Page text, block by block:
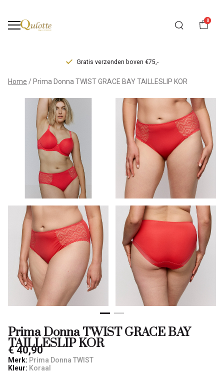
0
Gratis verzenden boven €75,-
Prima
Donna
TWIST
GRACE
BAY
TAILLESLIP
KOR
Qulotte
Home Prima Donna TWIST GRACE BAY TAILLESLIP KOR
Prima Donna TWIST GRACE BAY
TAILLESLIP KOR
€ 40,90
Merk: Prima Donna TWIST
Kleur: Koraal